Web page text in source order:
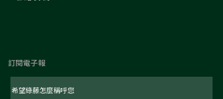
訂閱電子報